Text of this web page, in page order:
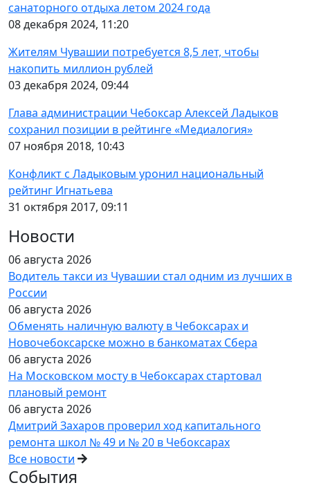
санаторного отдыха летом 2024 года
08 декабря 2024, 11:20
Жителям Чувашии потребуется 8,5 лет, чтобы
накопить миллион рублей
03 декабря 2024, 09:44
Глава администрации Чебоксар Алексей Ладыков
сохранил позиции в рейтинге «Медиалогия»
07 ноября 2018, 10:43
Конфликт с Ладыковым уронил национальный
рейтинг Игнатьева
31 октября 2017, 09:11
Новости
06 августа 2026
Водитель такси из Чувашии стал одним из лучших в
России
06 августа 2026
Обменять наличную валюту в Чебоксарах и
Новочебоксарске можно в банкоматах Сбера
06 августа 2026
На Московском мосту в Чебоксарах стартовал
плановый ремонт
06 августа 2026
Дмитрий Захаров проверил ход капитального
ремонта школ № 49 и № 20 в Чебоксарах
Все новости
События